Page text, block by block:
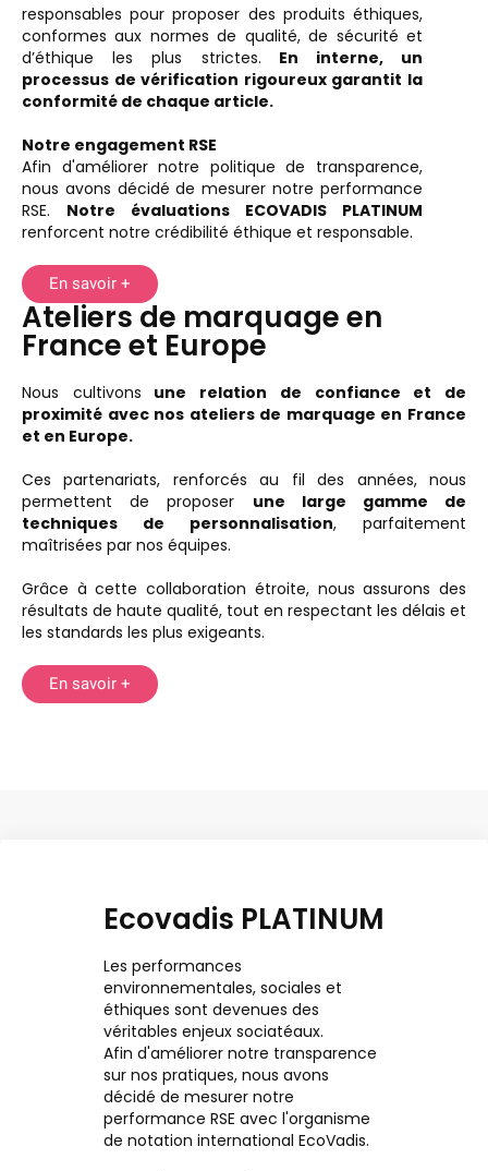
responsables pour proposer des produits éthiques,
conformes aux normes de qualité, de sécurité et
d’éthique les plus strictes. En interne, un
processus de vérification rigoureux garantit la
conformité de chaque article.
Notre engagement RSE
Afin d'améliorer notre politique de transparence,
nous avons décidé de mesurer notre performance
RSE. Notre évaluations ECOVADIS PLATINUM
renforcent notre crédibilité éthique et responsable.
En savoir +
Ateliers de marquage en
France et Europe
Nous cultivons une relation de confiance et de
proximité avec nos ateliers de marquage en France
et en Europe.
Ces partenariats, renforcés au fil des années, nous
permettent de proposer une large gamme de
techniques de personnalisation, parfaitement
maîtrisées par nos équipes.
Grâce à cette collaboration étroite, nous assurons des
résultats de haute qualité, tout en respectant les délais et
les standards les plus exigeants.
En savoir +
Ecovadis PLATINUM
Les performances
environnementales, sociales et
éthiques sont devenues des
véritables enjeux sociatéaux.
Afin d'améliorer notre transparence
sur nos pratiques, nous avons
décidé de mesurer notre
performance RSE avec l'organisme
de notation international EcoVadis.